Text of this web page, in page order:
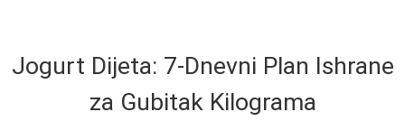
Jogurt Dijeta: 7-Dnevni Plan Ishrane
za Gubitak Kilograma